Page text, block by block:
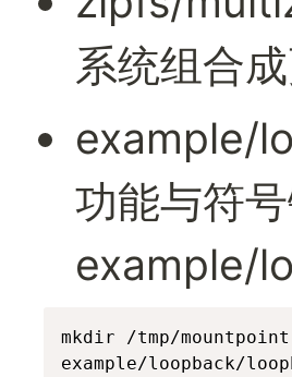
系统组合
example/
功能与符
example/
mkdir /tmp/mountpoint
example/loopback/